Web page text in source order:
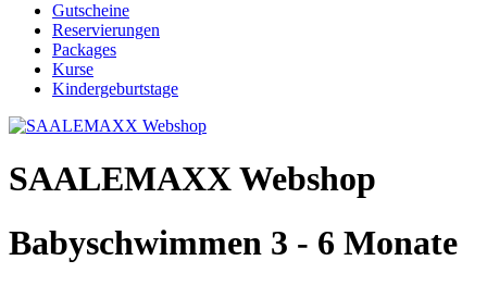
Gutscheine
Reservierungen
Packages
Kurse
Kindergeburtstage
SAALEMAXX Webshop
Babyschwimmen 3 - 6 Monate